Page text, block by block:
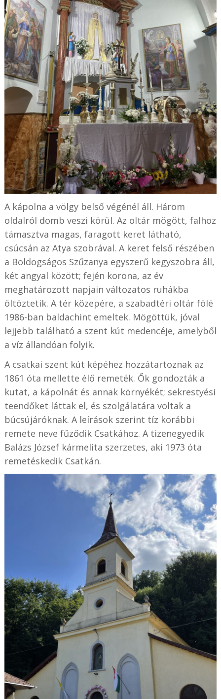
A kápolna a völgy belső végénél áll. Három
oldalról domb veszi körül. Az oltár mögött, falhoz
támasztva magas, faragott keret látható,
csúcsán az Atya szobrával. A keret felső részében
a Boldogságos Szűzanya egyszerű kegyszobra áll,
két angyal között; fején korona, az év
meghatározott napjain változatos ruhákba
öltöztetik. A tér közepére, a szabadtéri oltár fölé
1986-ban baldachint emeltek. Mögöttük, jóval
lejjebb található a szent kút medencéje, amelyből
a víz állandóan folyik.
A csatkai szent kút képéhez hozzátartoznak az
1861 óta mellette élő remeték. Ők gondozták a
kutat, a kápolnát és annak környékét; sekrestyési
teendőket láttak el, és szolgálatára voltak a
búcsújáróknak. A leírások szerint tíz korábbi
remete neve fűződik Csatkához. A tizenegyedik
Balázs József kármelita szerzetes, aki 1973 óta
remetéskedik Csatkán.